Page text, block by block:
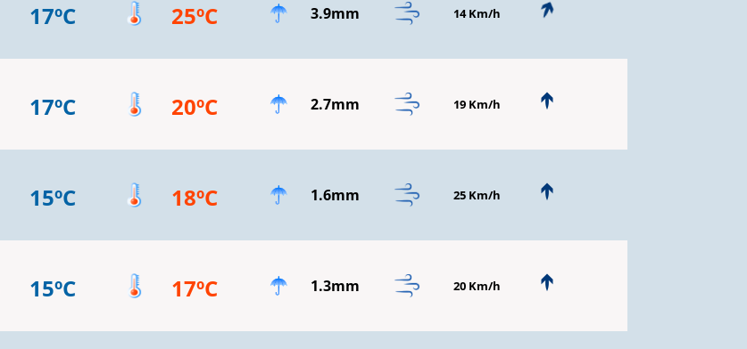
17ºC 25ºC 3.9mm 14 Km/h
17ºC 20ºC 2.7mm 19 Km/h
15ºC 18ºC 1.6mm 25 Km/h
15ºC 17ºC 1.3mm 20 Km/h